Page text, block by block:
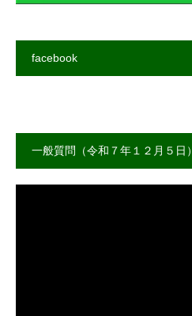
facebook
一般質問（令和７年１２月５日）
動